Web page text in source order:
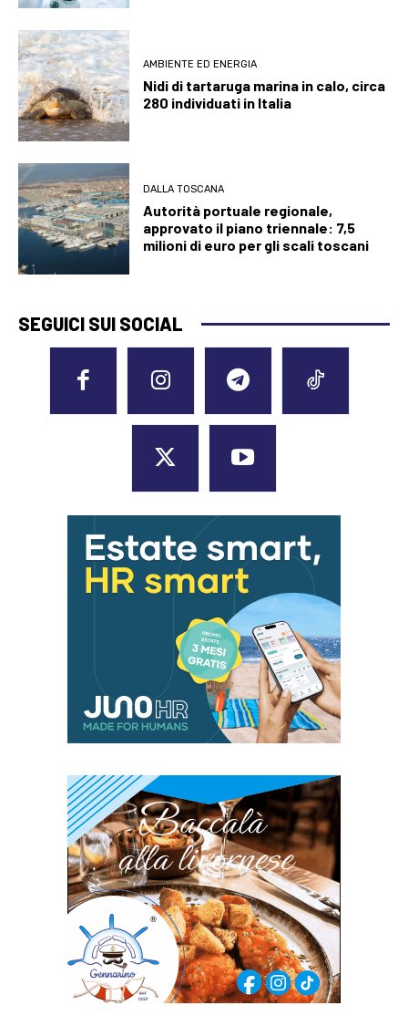
AMBIENTE ED ENERGIA
Nidi di tartaruga marina in calo, circa
280 individuati in Italia
DALLA TOSCANA
Autorità portuale regionale,
approvato il piano triennale: 7,5
milioni di euro per gli scali toscani
SEGUICI SUI SOCIAL